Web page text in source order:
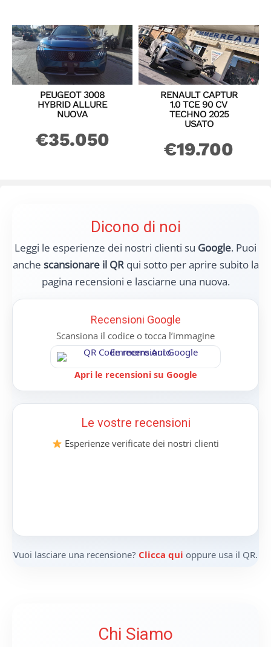
era:
€4.190.
attuale
è:
€3.990.
PEUGEOT 3008
HYBRID ALLURE
NUOVA
€35.050
RENAULT CAPTUR
1.0 TCE 90 CV
TECHNO 2025
USATO
€19.700
Dicono di noi
Leggi le esperienze dei nostri clienti su Google. Puoi
anche scansionare il QRqui sotto per aprire subito la
pagina recensioni e lasciarne una nuova.
Recensioni Google
Scansiona il codice o tocca l’immagine
Apri le recensioni su Google
Le vostre recensioni
Esperienze verificate dei nostri clienti
Vuoi lasciare una recensione? Clicca qui oppure usa il QR.
Chi Siamo